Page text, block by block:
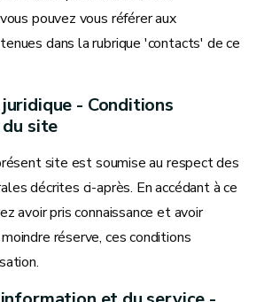
pouvez vous référer aux
dans la rubrique 'contacts' de ce
- Conditions
site
site est soumise au respect des
décrites ci-après. En accédant à ce
avoir pris connaissance et avoir
réserve, ces conditions